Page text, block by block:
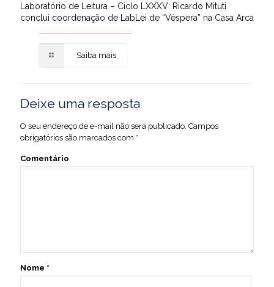
Laboratório de Leitura – Ciclo LXXXV: Ricardo Mituti
conclui coordenação de LabLei de “Véspera” na Casa Arca
Saiba mais
Deixe uma resposta
O seu endereço de e-mail não será publicado. Campos
obrigatórios são marcados com *
Comentário
Nome *